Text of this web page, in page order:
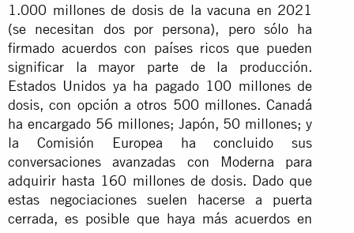
1.000 millones de dosis de la vacuna en 2021
(se necesitan dos por persona), pero sólo ha
firmado acuerdos con países ricos que pueden
significar la mayor parte de la producción.
Estados Unidos ya ha pagado 100 millones de
dosis, con opción a otros 500 millones. Canadá
ha encargado 56 millones; Japón, 50 millones; y
la Comisión Europea ha concluido sus
conversaciones avanzadas con Moderna para
adquirir hasta 160 millones de dosis. Dado que
estas negociaciones suelen hacerse a puerta
cerrada, es posible que haya más acuerdos en